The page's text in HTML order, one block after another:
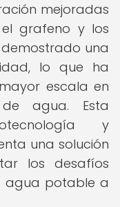
mejoradas
grafeno y los
una
lo que ha
escala en
agua. Esta
y
una solución
los desafíos
agua potable a